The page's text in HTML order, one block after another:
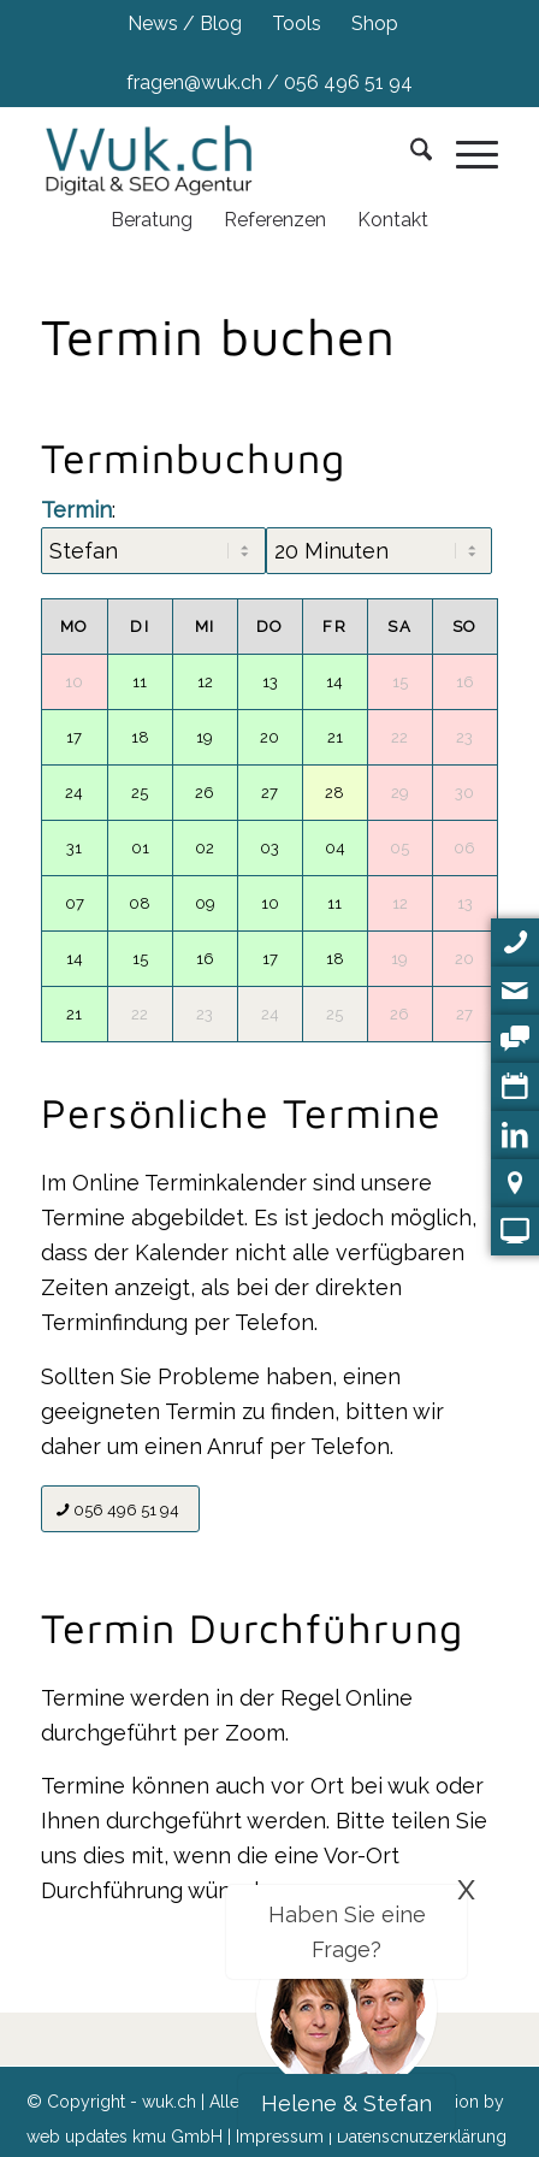
News / Blog Tools Shop
fragen@wuk.ch / 056 496 51 94
Beratung Referenzen Kontakt
Termin buchen
Terminbuchung
Termin:
MO DI MI DO FR SA SO
10 11 12 13 14 15 16
17 18 19 20 21 22 23
24 25 26 27 28 29 30
31 01 02 03 04 05 06
07 08 09 10 11 12 13
14 15 16 17 18 19 20
21 22 23 24 25 26 27
Persönliche Termine
Im Online Terminkalender sind unsere
Termine abgebildet. Es ist jedoch möglich,
dass der Kalender nicht alle verfügbaren
Zeiten anzeigt, als bei der direkten
Terminfindung per Telefon.
Sollten Sie Probleme haben, einen
geeigneten Termin zu finden, bitten wir
daher um einen Anruf per Telefon.
056 496 51 94
Termin Durchführung
Termine werden in der Regel Online
durchgeführt per Zoom.
Termine können auch vor Ort bei wuk oder
Ihnen durchgeführt werden. Bitte teilen Sie
uns dies mit, wenn die eine Vor-Ort
Durchführung wünschen.
© Copyright - wuk.ch | Alle Preise exkl. MwSt. | Realization by
web updates kmu GmbH
Impressum | Datenschutzerklärung
Haben Sie eine
Frage?
Helene & Stefan
x